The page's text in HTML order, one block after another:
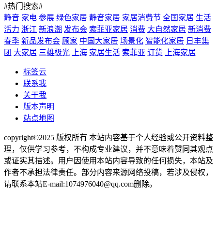
#热门搜索#
静音 家电 参展 绿色家居 静音家居 家居消费节 全国家居 生活
活力 浙江 新浪潮 发布会 索菲亚家居 消费 大自然家居 新消费
春季 新品发布会 顾家 中国大家居 场景化 智能化家居 日丰集
团 大家居 三雄极光 上海 家居生活 索菲亚 订货 上海家居
标签云
联系我
关于我
版本声明
站点地图
copyright©2025 版权所有 本站内容基于个人经验或公开资料整
理，仅供学习参考，不构成专业建议，并不意味着赞同其观点
或证实其描述。用户因使用本站内容导致的任何损失，本站及
作者不承担法律责任。部分内容来源网络投稿，若涉及侵权，
请联系本站E-mail:1074976040@qq.com删除。